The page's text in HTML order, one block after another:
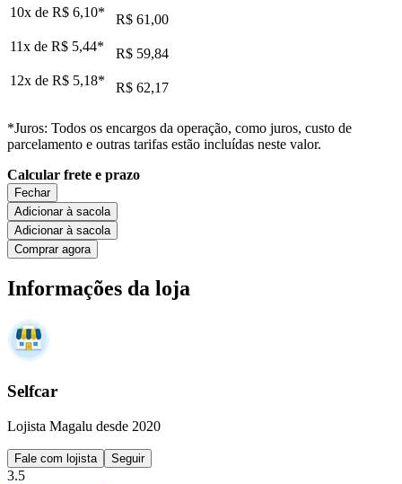
10x de R$ 6,10*
R$ 61,00
11x de R$ 5,44*
R$ 59,84
12x de R$ 5,18* R$ 62,17
*Juros: Todos os encargos da operação, como juros, custo de
parcelamento e outras tarifas estão incluídas neste valor.
Calcular frete e prazo
Fechar
Adicionar à sacola
Adicionar à sacola
Comprar agora
Informações da loja
Selfcar
Lojista Magalu desde 2020
Fale com lojista Seguir
3.5